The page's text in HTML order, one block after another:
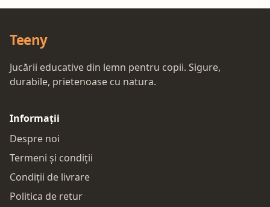
Teeny
Jucării educative din lemn pentru copii. Sigure,
durabile, prietenoase cu natura.
Informații
Despre noi
Termeni și condiții
Condiții de livrare
Politica de retur